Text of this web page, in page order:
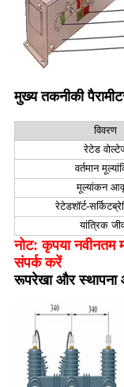
मुख्य तकनीकी
विवरण
रेटेड
वर्तमान
मूल्यांकन
रेटेडशॉर्ट-
यांत्रिक
नोट: कृपया नवीनतम
संपर्क करें
रूपरेखा और स्थापना